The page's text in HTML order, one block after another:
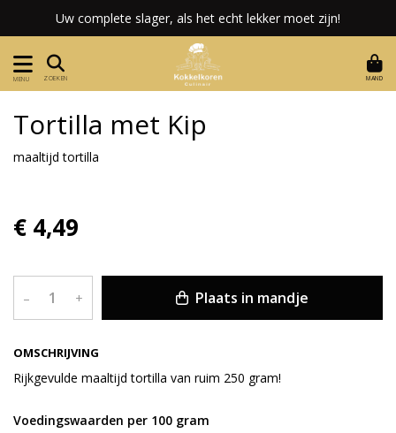
Uw complete slager, als het echt lekker moet zijn!
MENU ZOEKEN MAND
OMSCHRIJVING
Rijkgevulde maaltijd tortilla van ruim 250 gram!
Tortilla met Kip
maaltijd tortilla
€ 4,49
– + Plaats in mandje
Voedingswaarden per 100 gram